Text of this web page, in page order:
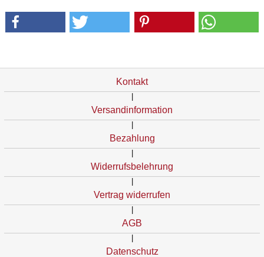
Kontakt
Versandinformation
Bezahlung
Widerrufsbelehrung
Vertrag widerrufen
AGB
Datenschutz